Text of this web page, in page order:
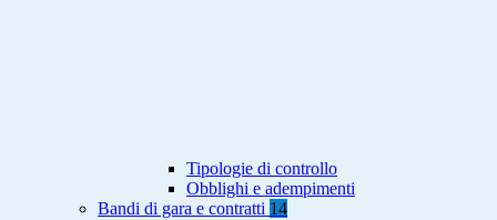
Tipologie di controllo
Obblighi e adempimenti
Bandi di gara e contratti 14